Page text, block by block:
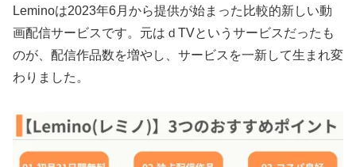
Leminoは2023年6月から提供が始まった比較的新しい動
画配信サービスです。元はｄTVというサービスだったも
のが、配信作品数を増やし、サービスを一新して生まれ変
わりました。